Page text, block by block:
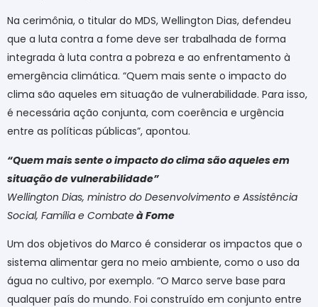
Na cerimônia, o titular do MDS, Wellington Dias, defendeu
que a luta contra a fome deve ser trabalhada de forma
integrada à luta contra a pobreza e ao enfrentamento à
emergência climática. “Quem mais sente o impacto do
clima são aqueles em situação de vulnerabilidade. Para isso,
é necessária ação conjunta, com coerência e urgência
entre as políticas públicas”, apontou.
“Quem mais sente o impacto do clima são aqueles em
situação de vulnerabilidade”
Wellington Dias, ministro do Desenvolvimento e Assistência
Social, Família e Combateà Fome
Um dos objetivos do Marco é considerar os impactos que o
sistema alimentar gera no meio ambiente, como o uso da
água no cultivo, por exemplo. “O Marco serve base para
qualquer país do mundo. Foi construído em conjunto entre